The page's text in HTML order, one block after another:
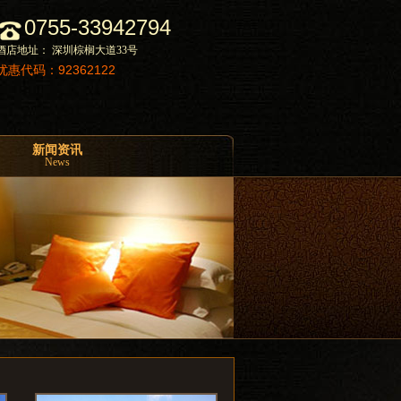
0755-33942794
店地址： 深圳棕榈大道33号
惠代码：92362122
新闻资讯
News